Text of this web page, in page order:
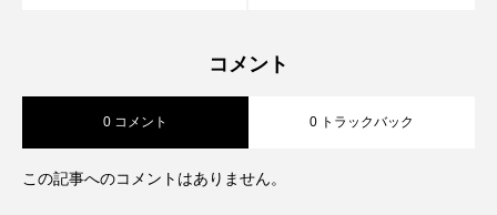
コメント
0 コメント 0 トラックバック
この記事へのコメントはありません。